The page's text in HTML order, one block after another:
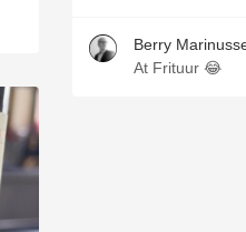
Berry
At Frituur 😂